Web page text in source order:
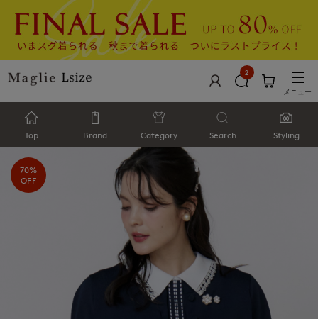
2
メニュー
Top Brand Category Search Styling
70%
OFF